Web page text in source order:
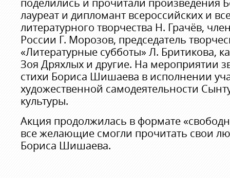
поделились и прочитали произведения
лауреат и дипломант всероссийских и
литературного творчества Н. Грачёв,
России Г. Морозов, председатель
«Литературные субботы» Л. Бритикова,
Зоя Дряхлых и другие. На мероприятии
стихи Бориса Шишаева в исполнении
художественной самодеятельности
культуры.
Акция продолжилась в формате
все желающие смогли прочитать свои
Бориса Шишаева.